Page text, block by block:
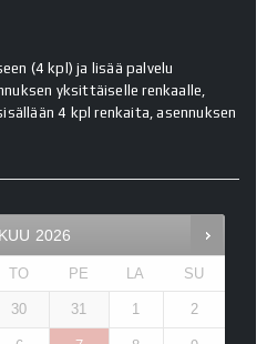
(4 kpl) ja lisää palvelu
yksittäiselle renkaalle,
4 kpl renkaita, asennuksen
2026
TO PE LA SU
30 31 1 2